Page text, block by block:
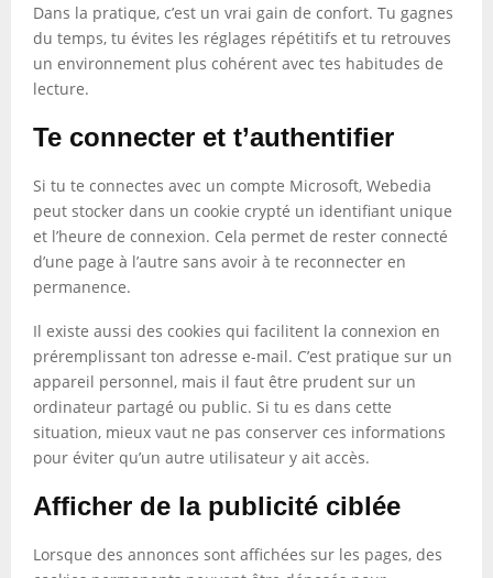
Dans la pratique, c’est un vrai gain de confort. Tu gagnes
du temps, tu évites les réglages répétitifs et tu retrouves
un environnement plus cohérent avec tes habitudes de
lecture.
Te connecter et t’authentifier
Si tu te connectes avec un compte Microsoft, Webedia
peut stocker dans un cookie crypté un identifiant unique
et l’heure de connexion. Cela permet de rester connecté
d’une page à l’autre sans avoir à te reconnecter en
permanence.
Il existe aussi des cookies qui facilitent la connexion en
préremplissant ton adresse e-mail. C’est pratique sur un
appareil personnel, mais il faut être prudent sur un
ordinateur partagé ou public. Si tu es dans cette
situation, mieux vaut ne pas conserver ces informations
pour éviter qu’un autre utilisateur y ait accès.
Afficher de la publicité ciblée
Lorsque des annonces sont affichées sur les pages, des